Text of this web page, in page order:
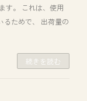
す。 これは、使用
るためで、 出荷量の
続きを読む